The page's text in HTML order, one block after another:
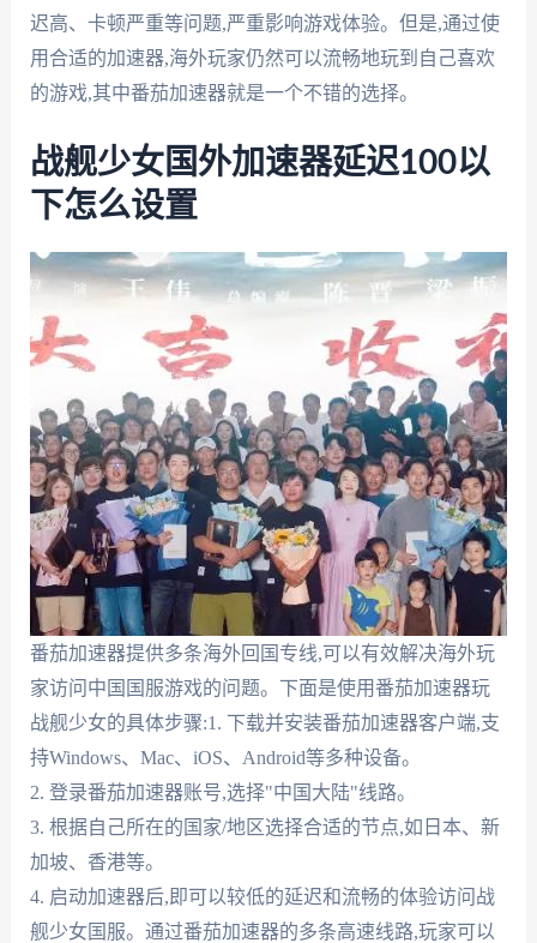
迟高、卡顿严重等问题,严重影响游戏体验。但是,通过使
用合适的加速器,海外玩家仍然可以流畅地玩到自己喜欢
的游戏,其中番茄加速器就是一个不错的选择。
战舰少女国外加速器延迟100以
下怎么设置
番茄加速器提供多条海外回国专线,可以有效解决海外玩
家访问中国国服游戏的问题。下面是使用番茄加速器玩
战舰少女的具体步骤:1. 下载并安装番茄加速器客户端,支
持Windows、Mac、iOS、Android等多种设备。
2. 登录番茄加速器账号,选择"中国大陆"线路。
3. 根据自己所在的国家/地区选择合适的节点,如日本、新
加坡、香港等。
4. 启动加速器后,即可以较低的延迟和流畅的体验访问战
舰少女国服。通过番茄加速器的多条高速线路,玩家可以